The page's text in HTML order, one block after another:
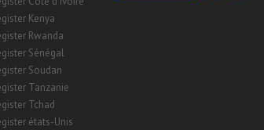
Kenya
Rwanda
Sénégal
Soudan
Tanzanie
Tchad
états-Unis